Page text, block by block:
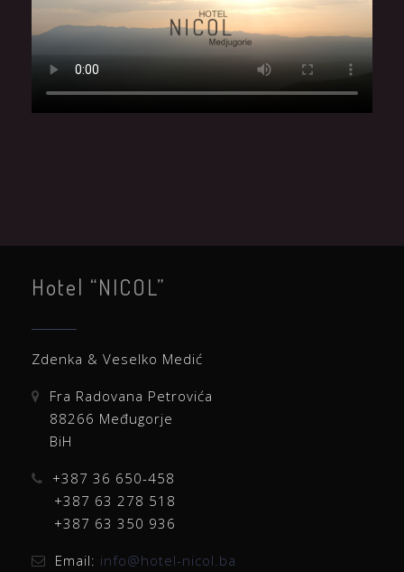
Hotel “NICOL”
Zdenka & Veselko Medić
Fra Radovana Petrovića
88266 Međugorje
BiH
+387 36 650-458
+387 63 278 518
+387 63 350 936
Email: info@hotel-nicol.ba